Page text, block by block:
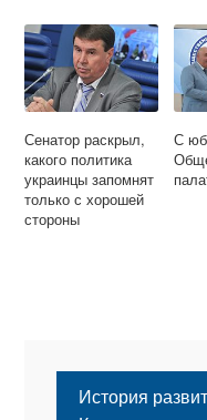
Сенатор раскрыл,
какого политика
украинцы запомнят
только с хорошей
стороны
С
История